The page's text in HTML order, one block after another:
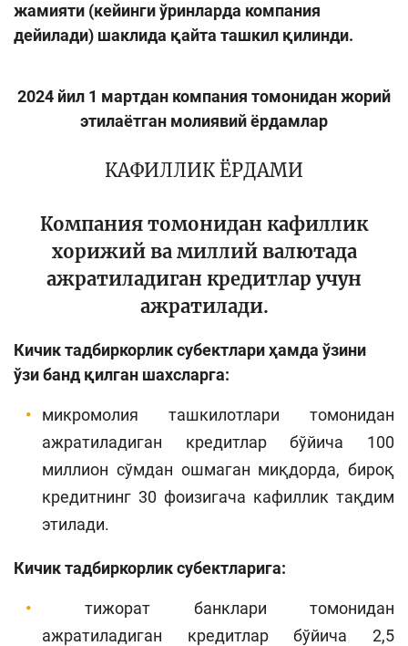
жамияти (кейинги ўринларда компания
дейилади) шаклида қайта ташкил қилинди.
2024 йил 1 мартдан компания томонидан жорий
этилаётган молиявий ёрдамлар
КАФИЛЛИК ЁРДАМИ
Компания томонидан кафиллик
хорижий ва миллий валютада
ажратиладиган кредитлар учун
ажратилади.
Кичик тадбиркорлик субектлари ҳамда ўзини
ўзи банд қилган шахсларга:
микромолия ташкилотлари томонидан
ажратиладиган кредитлар бўйича 100
миллион сўмдан ошмаган миқдорда, бироқ
кредитнинг 30 фоизигача кафиллик тақдим
этилади.
Кичик тадбиркорлик субектларига:
тижорат банклари томонидан
ажратиладиган кредитлар бўйича 2,5